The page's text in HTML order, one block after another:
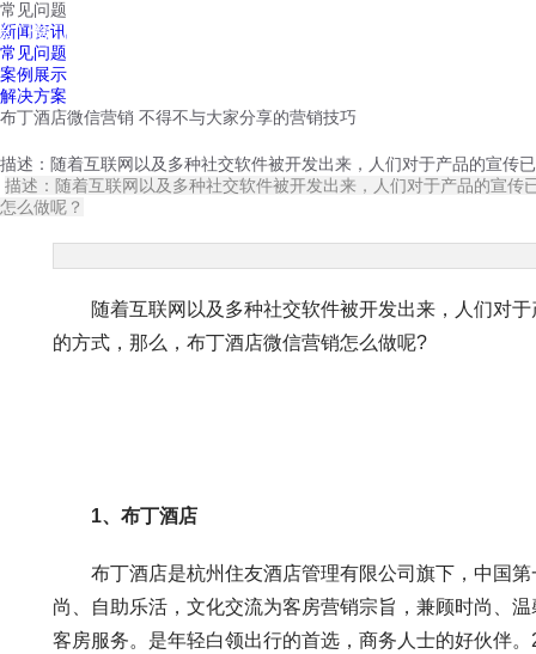
红鹰工作手机
常见问题
新闻资讯
常见问题
案例展示
解决方案
布丁酒店微信营销 不得不与大家分享的营销技巧
描述：随着互联网以及多种社交软件被开发出来，人们对于产品的宣传
描述：随着互联网以及多种社交软件被开发出来，人们对于产品的宣
怎么做呢？
随着互联网以及多种社交软件被开发出来，人们对于
的方式，那么，布丁酒店微信营销怎么做呢?
1、布丁酒店
布丁酒店是杭州住友酒店管理有限公司旗下，中国第
尚、自助乐活，文化交流为客房营销宗旨，兼顾时尚、
客房服务。是年轻白领出行的首选，商务人士的好伙伴